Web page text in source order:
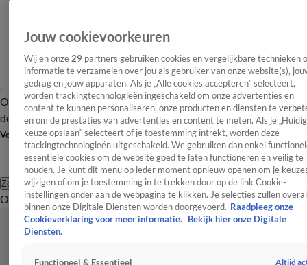
OverzichtAfleveringen Entertainment TV Algemeen
Tip
de redactieNieuwsbrief
Volg Shownieuws
Zoeken
OverzichtEntertainmentSpraakmakendRealityCrimeVideo's
Jouw cookievoorkeuren
Wij en onze 29 partners gebruiken cookies en vergelijkbare technieken
informatie te verzamelen over jou als gebruiker van onze website(s),
gedrag en jouw apparaten. Als je „Alle cookies accepteren” selecteert,
worden trackingtechnologieën ingeschakeld om onze advertenties en
content te kunnen personaliseren, onze producten en diensten te
en om de prestaties van advertenties en content te meten. Als je
keuze opslaan” selecteert of je toestemming intrekt, worden deze
trackingtechnologieën uitgeschakeld. We gebruiken dan enkel
essentiële cookies om de website goed te laten functioneren en veilig te
houden. Je kunt dit menu op ieder moment opnieuw openen om je
wijzigen of om je toestemming in te trekken door op de link Cookie-
instellingen onder aan de webpagina te klikken. Je selecties zullen overal
binnen onze Digitale Diensten worden doorgevoerd. Raadpleeg onze
Cookieverklaring voor meer informatie.
Bekijk hier onze Digitale
Diensten.
Functioneel & Essentieel Altijd